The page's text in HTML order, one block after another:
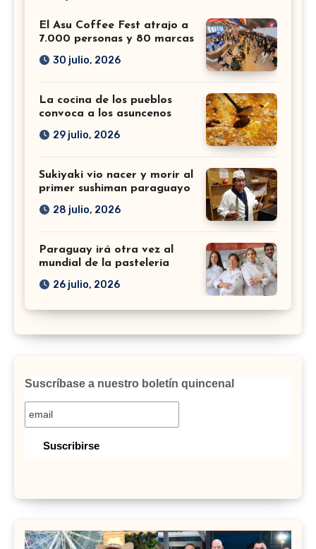
El Asu Coffee Fest atrajo a
7.000 personas y 80 marcas
30 julio, 2026
La cocina de los pueblos
convoca a los asuncenos
29 julio, 2026
Sukiyaki vio nacer y morir al
primer sushiman paraguayo
28 julio, 2026
Paraguay irá otra vez al
mundial de la pastelería
26 julio, 2026
Suscríbase a nuestro boletín quincenal